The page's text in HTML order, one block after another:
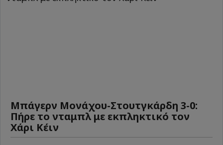
Μπάγερν Μονάχου-Στουτγκάρδη 3-0:
Πήρε το νταμπλ με εκπληκτικό τον
Χάρι Κέιν